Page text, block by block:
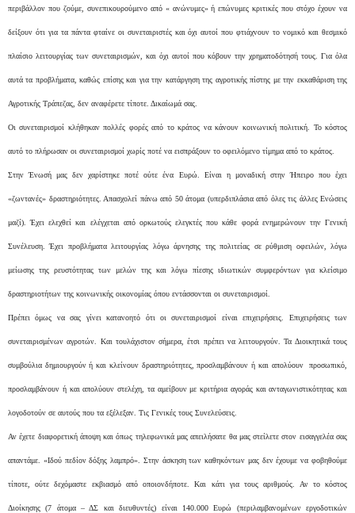
περιβάλλον που ζούμε, συνεπικουρούμενο από « ανώνυμες» ή επώνυμες κριτικές που στόχο έχουν να
δείξουν ότι για τα πάντα φταίνε οι συνεταιριστές και όχι αυτοί που φτιάχνουν το νομικό και θεσμικό
πλαίσιο λειτουργίας των συνεταιρισμών, και όχι αυτοί που κόβουν την χρηματοδότησή τους. Για όλα
αυτά τα προβλήματα, καθώς επίσης και για την κατάργηση της αγροτικής πίστης με την εκκαθάριση της
Αγροτικής Τράπεζας, δεν αναφέρετε τίποτε. Δικαίωμά σας.
Οι συνεταιρισμοί κλήθηκαν πολλές φορές από το κράτος να κάνουν κοινωνική πολιτική. Το κόστος
αυτό το πλήρωσαν οι συνεταιρισμοί χωρίς ποτέ να εισπράξουν το οφειλόμενο τίμημα από το κράτος.
Στην Ένωσή μας δεν χαρίστηκε ποτέ ούτε ένα Ευρώ. Είναι η μοναδική στην Ήπειρο που έχει
«ζωντανές» δραστηριότητες. Απασχολεί πάνω από 50 άτομα (υπερδιπλάσια από όλες τις άλλες Ενώσεις
μαζί). Έχει ελεχθεί και ελέγχεται από ορκωτούς ελεγκτές που κάθε φορά ενημερώνουν την Γενική
Συνέλευση. Έχει προβλήματα λειτουργίας λόγω άρνησης της πολιτείας σε ρύθμιση οφειλών, λόγω
μείωσης της ρευστότητας των μελών της και λόγω πίεσης ιδιωτικών συμφερόντων για κλείσιμο
δραστηριοτήτων της κοινωνικής οικονομίας όπου εντάσσονται οι συνεταιρισμοί.
Πρέπει όμως να σας γίνει κατανοητό ότι οι συνεταιρισμοί είναι επιχειρήσεις. Επιχειρήσεις των
συνεταιρισμένων αγροτών. Και τουλάχιστον σήμερα, έτσι πρέπει να λειτουργούν. Τα Διοικητικά τους
συμβούλια δημιουργούν ή και κλείνουν δραστηριότητες, προσλαμβάνουν ή και απολύουν προσωπικό,
προσλαμβάνουν ή και απολύουν στελέχη, τα αμείβουν με κριτήρια αγοράς και ανταγωνιστικότητας και
λογοδοτούν σε αυτούς που τα εξέλεξαν. Τις Γενικές τους Συνελεύσεις.
Αν έχετε διαφορετική άποψη και όπως τηλεφωνικά μας απειλήσατε θα μας στείλετε στον εισαγγελέα σας
απαντάμε. «Ιδού πεδίον δόξης λαμπρό». Στην άσκηση των καθηκόντων μας δεν έχουμε να φοβηθούμε
τίποτε, ούτε δεχόμαστε εκβιασμό από οποιονδήποτε. Και κάτι για τους αριθμούς. Αν το κόστος
Διοίκησης (7 άτομα – ΔΣ και διευθυντές) είναι 140.000 Ευρώ (περιλαμβανομένων εργοδοτικών